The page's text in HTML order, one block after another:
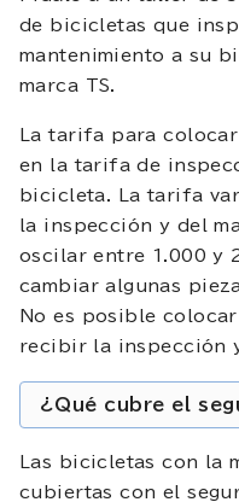
de bicicletas que
mantenimiento a su
marca TS.
La tarifa para
en la tarifa de
bicicleta. La tarifa
la inspección y del
oscilar entre 1.000 y
cambiar algunas
No es posible
recibir la inspección
¿Qué cubre el
Las bicicletas con la
cubiertas con el